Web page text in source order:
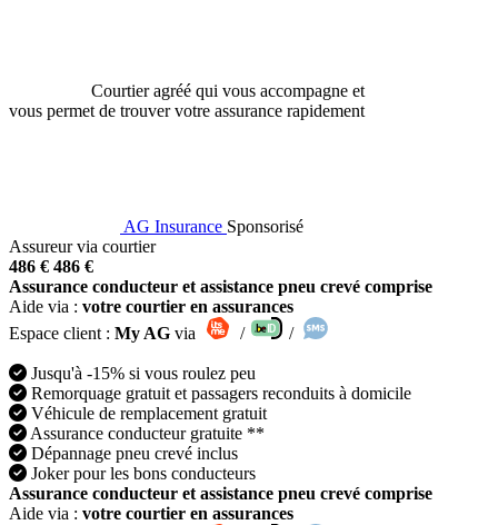
Courtier agréé qui vous accompagne et
vous permet de trouver votre assurance rapidement
AG Insurance Sponsorisé
Assureur via courtier
486 € 486 €
Assurance conducteur et assistance pneu crevé comprise
Aide via : votre courtier en assurances
Espace client : My AG via / /
Jusqu'à -15% si vous roulez peu
Remorquage gratuit et passagers reconduits à domicile
Véhicule de remplacement gratuit
Assurance conducteur gratuite **
Dépannage pneu crevé inclus
Joker pour les bons conducteurs
Assurance conducteur et assistance pneu crevé comprise
Aide via : votre courtier en assurances